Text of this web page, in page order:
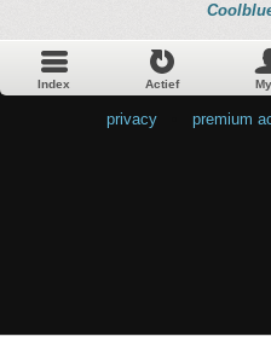
Index Actief
privacy premium